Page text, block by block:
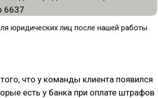
юридических лиц после нашей работы
что у команды клиента появился
есть у банка при оплате штрафов